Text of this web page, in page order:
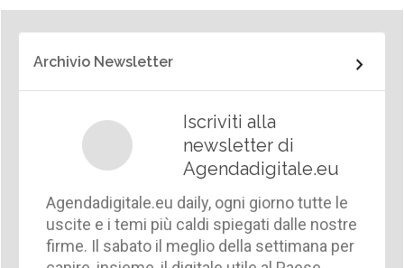
Archivio Newsletter
Iscriviti alla
newsletter di
Agendadigitale.eu
Agendadigitale.eu daily, ogni giorno tutte le
uscite e i temi più caldi spiegati dalle nostre
firme. Il sabato il meglio della settimana per